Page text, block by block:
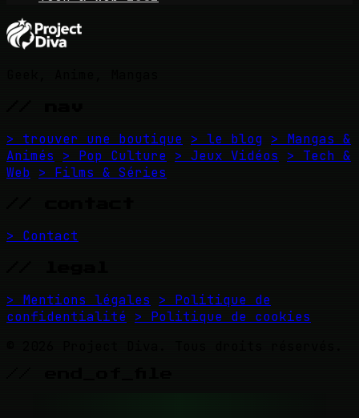
> trouver une boutique > le blog > Mangas &
Animés
> Pop Culture > Jeux Vidéos
> Tech &
Web > Films & Séries
> Contact
> Mentions légales
> Politique de
confidentialité > Politique de cookies